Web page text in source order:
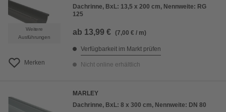
Weitere
Ausführungen
Merken
Dachrinne, BxL: 13,5 x 200 cm, Nennweite: RG
125
ab 13,99 € (7,00 € / m)
Verfügbarkeit im Markt prüfen
Nicht online erhältlich
MARLEY
Dachrinne, BxL: 8 x 300 cm, Nennweite: DN 80